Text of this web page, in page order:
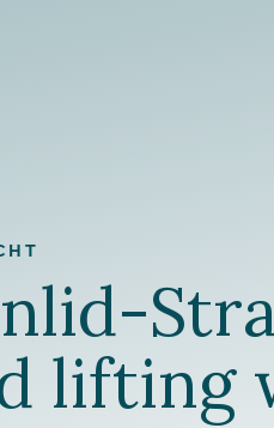
lifting